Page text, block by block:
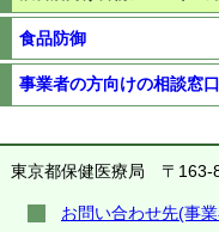
食品防御
事業者の方向けの相談窓口
東京都保健医療局 〒163-
お問い合わせ先(事